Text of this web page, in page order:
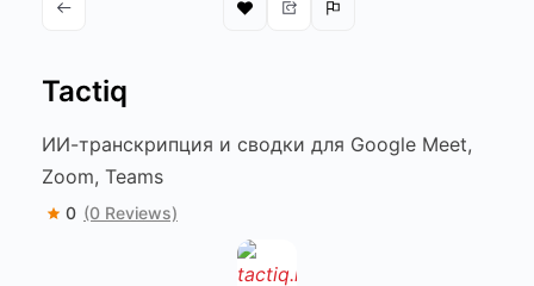
Tactiq
ИИ-транскрипция и сводки для Google Meet,
Zoom, Teams
0 (0 Reviews)